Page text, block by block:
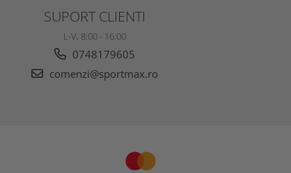
SUPORT CLIENTI
L-V, 8:00 - 16:00
0748179605
comenzi@sportmax.ro